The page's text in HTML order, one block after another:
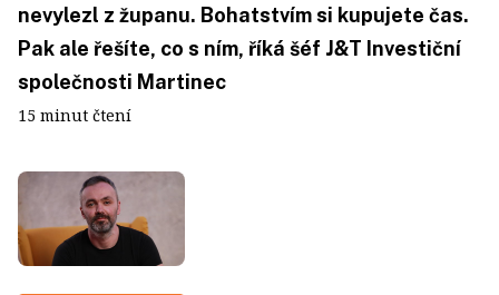
nevylezl z županu. Bohatstvím si kupujete čas.
Pak ale řešíte, co s ním, říká šéf J&T Investiční
společnosti Martinec
15 minut čtení